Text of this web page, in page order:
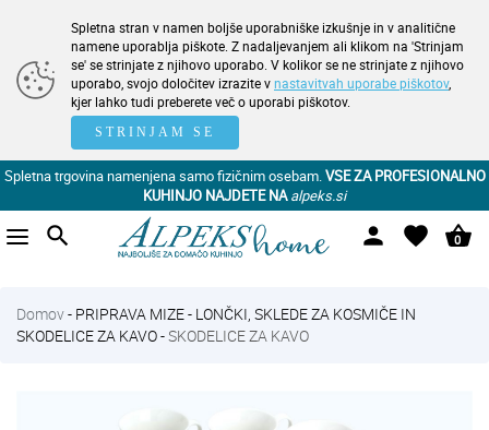
Spletna stran v namen boljše uporabniške izkušnje in v analitične
namene uporablja piškote. Z nadaljevanjem ali klikom na 'Strinjam
se' se strinjate z njihovo uporabo. V kolikor se ne strinjate z njihovo
uporabo, svojo določitev izrazite vnastavitvah uporabe piškotov,
kjer lahko tudi preberete več o uporabi piškotov.
STRINJAM SE
Spletna trgovina namenjena samo fizičnim osebam.VSE ZA PROFESIONALNO
KUHINJO NAJDETE NA alpeks.si
search person favorite shopping_basket
0
Domov- PRIPRAVA MIZE- LONČKI, SKLEDE ZA KOSMIČE IN
SKODELICE ZA KAVO-SKODELICE ZA KAVO